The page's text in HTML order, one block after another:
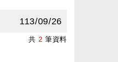
113/09/26
共 2 筆資料